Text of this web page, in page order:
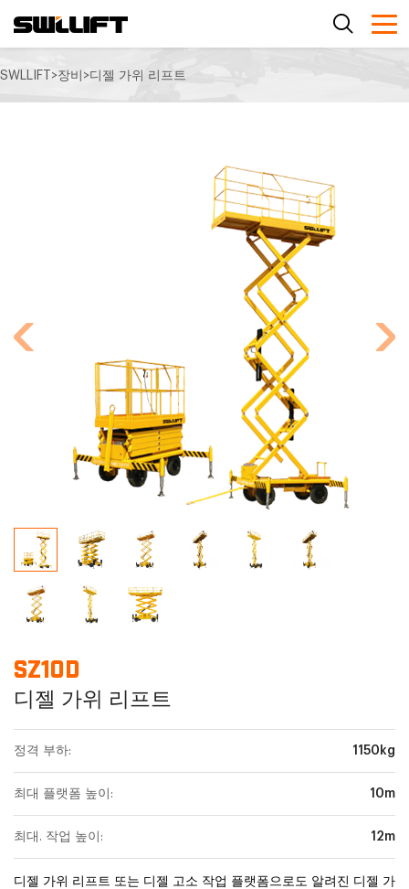
SWLLIFT>장비 >디젤 가위 리프트
SZ10D
디젤 가위 리프트
정격 부하: 1150kg
최대 플랫폼 높이: 10m
최대. 작업 높이: 12m
디젤 가위 리프트 또는 디젤 고소 작업 플랫폼으로도 알려진 디젤 가